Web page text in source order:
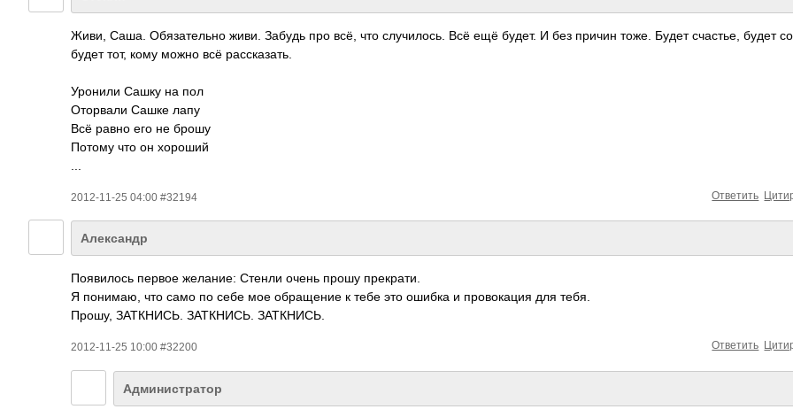
Живи, Саша. Обязательно живи. Забудь про всё, что случилось. Всё ещё будет. И без причин тоже. Будет счастье, будет
будет тот, кому можно всё рассказать.
Уронили Сашку на пол
Оторвали Сашке лапу
Всё равно его не брошу
Потому что он хороший
2012-11-25 04:00 #32194 Ответить
Александр
Появилось первое желание: Стенли очень прошу прекрати.
Я понимаю, что само по себе мое обращение к тебе это ошибка и провокация для тебя.
Прошу, ЗАТКНИСЬ. ЗАТКНИСЬ. ЗАТКНИСЬ.
2012-11-25 10:00 #32200 Ответить
Администратор